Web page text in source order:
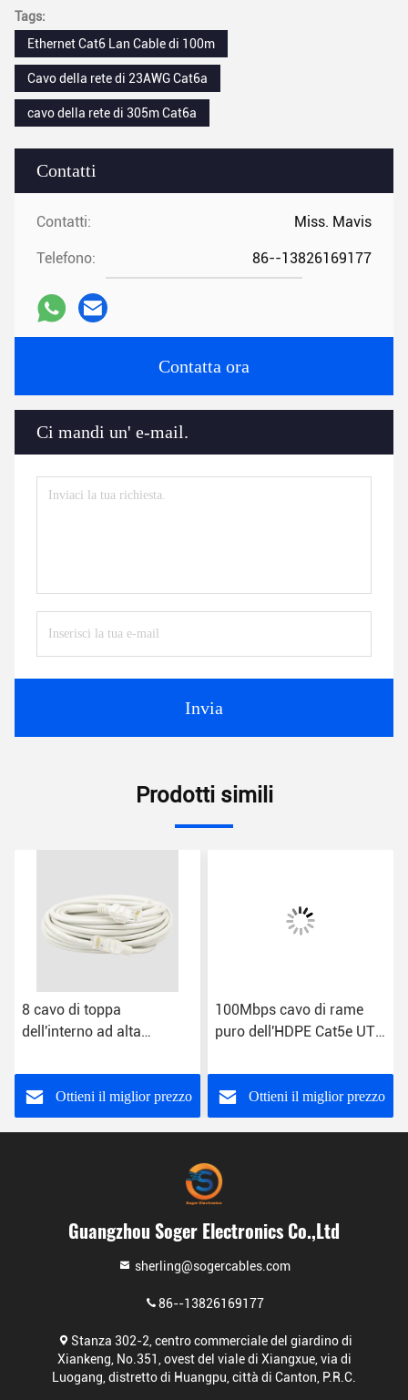
Contatti
Contatti: Miss. Mavis
Telefono: 86--13826169177
Contatta ora
Ci mandi un' e-mail.
Invia
Tags:
Ethernet Cat6 Lan Cable di 100m
Cavo della rete di 23AWG Cat6a
cavo della rete di 305m Cat6a
Prodotti simili
8 cavo di toppa
dell'interno ad alta
CE dello strappo di Mylar
del cavo di Ethernet del
centro 10m
Ottieni il miglior prezzo
100Mbps cavo di rame
puro dell'HDPE Cat5e UTP
Connect Patch
Ottieni il miglior prezzo
Guangzhou Soger Electronics Co.,Ltd
sherling@sogercables.com
86--13826169177
Stanza 302-2, centro commerciale del giardino di
Xiankeng, No.351, ovest del viale di Xiangxue, via di
Luogang, distretto di Huangpu, città di Canton, P.R.C.